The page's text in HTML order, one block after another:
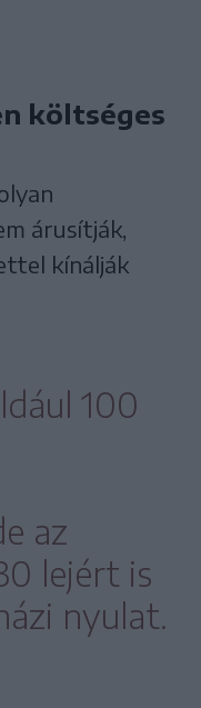
költséges
árusítják,
kínálják
100
az
lejért is
nyulat.